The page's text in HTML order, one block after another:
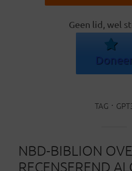
Geen lid, wel
TAG
NBD-BIBLION
RECENSEREND